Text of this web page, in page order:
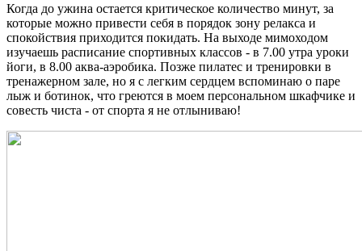
Когда до ужина остается критическое количество минут, за
которые можно привести себя в порядок зону релакса и
спокойствия приходится покидать. На выходе мимоходом
изучаешь расписание спортивных классов - в 7.00 утра уроки
йоги, в 8.00 аква-аэробика. Позже пилатес и тренировки в
тренажерном зале, но я с легким сердцем вспоминаю о паре
лыж и ботинок, что греются в моем персональном шкафчике и
совесть чиста - от спорта я не отлыниваю!